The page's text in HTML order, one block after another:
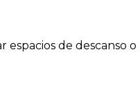
de descanso